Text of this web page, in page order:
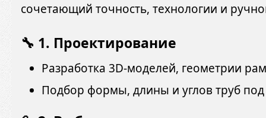
сочетающий точность, технологии и
🔧 1. Проектирование
Разработка 3D-моделей, геометрии
Подбор формы, длины и углов труб под